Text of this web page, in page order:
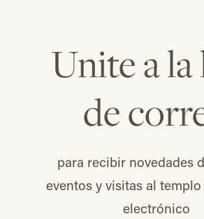
Unite a
de
para recibir novedades
eventos y visitas al
electrónico